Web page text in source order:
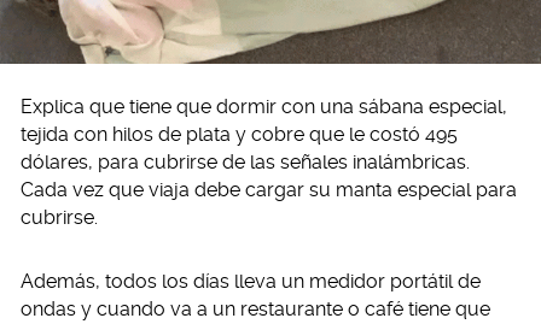
Explica que tiene que dormir con una sábana especial,
tejida con hilos de plata y cobre que le costó 495
dólares, para cubrirse de las señales inalámbricas.
Cada vez que viaja debe cargar su manta especial para
cubrirse.
Además, todos los días lleva un medidor portátil de
ondas y cuando va a un restaurante o café tiene que